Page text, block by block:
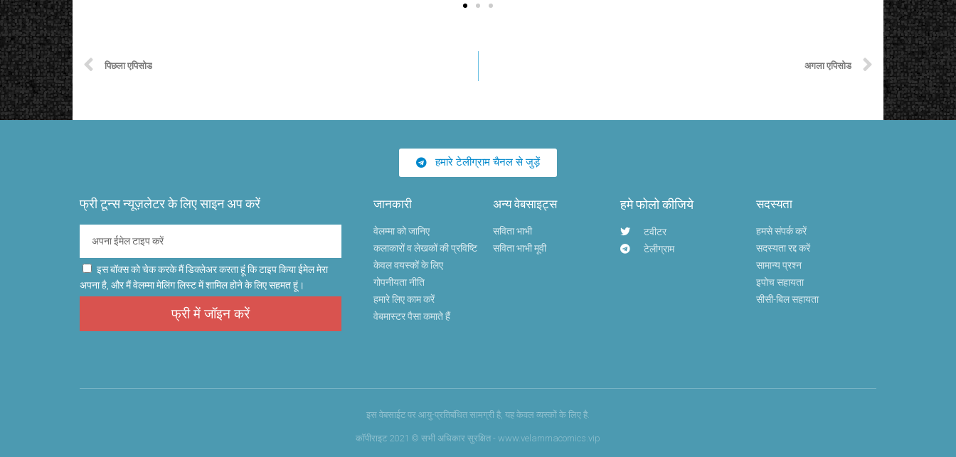
पिछला एपिसोड अगला एपिसोड
हमारे टेलीग्राम चैनल से जुड़ें
फ्री टून्स न्यूज़लेटर के लिए साइन अप करें
इस बॉक्स को चेक करके मैं डिक्लेअर करता हूं कि टाइप किया ईमेल मेरा
अपना है, और मैं वेलम्मा मेलिंग लिस्ट में शामिल होने के लिए सहमत हूं।
फ्री में जॉइन करें
जानकारी
वेलम्मा को जानिए
कलाकारों व लेखकों की प्रविष्टि
केवल वयस्कों के लिए
गोपनीयता नीति
हमारे लिए काम करें
वेबमास्टर पैसा कमाते हैं
अन्य वेबसाइट्स
सविता भाभी
सविता भाभी मूवी
हमे फोलो कीजिये
टवीटर
टेलीग्राम
सदस्यता
हमसे संपर्क करें
सदस्यता रद्द करें
सामान्य प्रश्न
इपोच सहायता
सीसी-बिल सहायता
इस वेबसाईट पर आयु-प्रतिबंधित सामग्री है, यह केवल व्यस्कों के लिए है.
कॉपीराइट 2021 © सभी अधिकार सुरक्षित - www.velammacomics.vip